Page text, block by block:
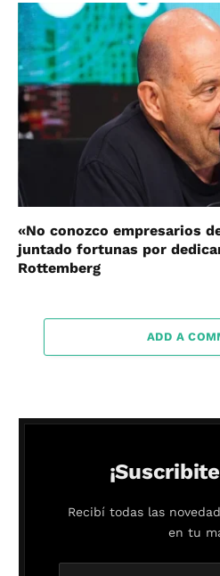
«No conozco empresarios
juntado fortunas por
Rottemberg
ADD A
Recibí todas las
en tu